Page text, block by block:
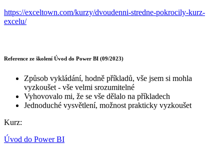
https://exceltown.com/kurzy/dvoudenni-stredne-pokrocily-kurz-
excelu/
Reference ze školení Úvod do Power BI (09/2023)
Způsob vykládání, hodně příkladů, vše jsem si mohla
vyzkoušet - vše velmi srozumitelné
Vyhovovalo mi, že se vše dělalo na příkladech
Jednoduché vysvětlení, možnost prakticky vyzkoušet
Kurz:
Úvod do Power BI